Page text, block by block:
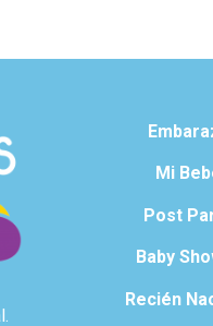
Mi
Post
Baby
Recién